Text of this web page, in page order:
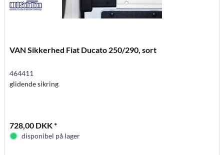
VAN Sikkerhed Fiat Ducato 250/290, sort
464411
glidende sikring
728,00 DKK *
disponibel på lager